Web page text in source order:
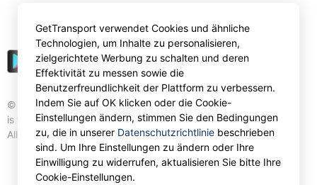
© Gettransport International Limited. GetTransport®
is trademark of Gettransport International Limited.
All rights reserved.
GetTransport verwendet Cookies und ähnliche
Technologien, um Inhalte zu personalisieren,
zielgerichtete Werbung zu schalten und deren
Effektivität zu messen sowie die
Benutzerfreundlichkeit der Plattform zu verbessern.
Indem Sie auf OK klicken oder die Cookie-
Einstellungen ändern, stimmen Sie den Bedingungen
zu, die in unserer Datenschutzrichtlinie beschrieben
sind. Um Ihre Einstellungen zu ändern oder Ihre
Einwilligung zu widerrufen, aktualisieren Sie bitte Ihre
Cookie-Einstellungen.